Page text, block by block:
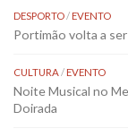
DESPORTO/EVENTO
Portimão volta a
CULTURA/EVENTO
Noite Musical no
Doirada